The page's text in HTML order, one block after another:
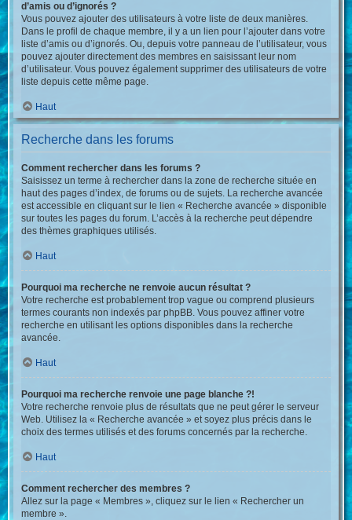
d’amis ou d’ignorés ?
Vous pouvez ajouter des utilisateurs à votre liste de deux manières.
Dans le profil de chaque membre, il y a un lien pour l’ajouter dans votre
liste d’amis ou d’ignorés. Ou, depuis votre panneau de l’utilisateur, vous
pouvez ajouter directement des membres en saisissant leur nom
d’utilisateur. Vous pouvez également supprimer des utilisateurs de votre
liste depuis cette même page.
Haut
Recherche dans les forums
Comment rechercher dans les forums ?
Saisissez un terme à rechercher dans la zone de recherche située en
haut des pages d’index, de forums ou de sujets. La recherche avancée
est accessible en cliquant sur le lien « Recherche avancée » disponible
sur toutes les pages du forum. L’accès à la recherche peut dépendre
des thèmes graphiques utilisés.
Haut
Pourquoi ma recherche ne renvoie aucun résultat ?
Votre recherche est probablement trop vague ou comprend plusieurs
termes courants non indexés par phpBB. Vous pouvez affiner votre
recherche en utilisant les options disponibles dans la recherche
avancée.
Haut
Pourquoi ma recherche renvoie une page blanche ?!
Votre recherche renvoie plus de résultats que ne peut gérer le serveur
Web. Utilisez la « Recherche avancée » et soyez plus précis dans le
choix des termes utilisés et des forums concernés par la recherche.
Haut
Comment rechercher des membres ?
Allez sur la page « Membres », cliquez sur le lien « Rechercher un
membre ».